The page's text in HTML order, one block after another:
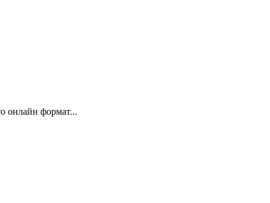
онлайн формат...